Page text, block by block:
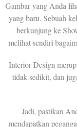
Gambar yang Anda
yang baru. Sebuah
berkunjung ke
melihat sendiri
Interior Design
tidak sedikit, dan
Jadi, pastikan
mendapatkan